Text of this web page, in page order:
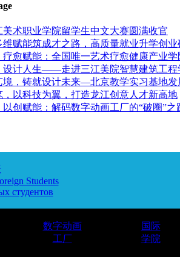
术职业学院留学生中文大赛圆满收官
赋能筑成才之路，高质量就业升学创业
愈赋能：全国唯一艺术疗愈健康产业学
设计人生——走进三江美院智慧建筑工程
，铸就设计未来—北京教学实习基地发
以科技为翼，打造龙江创意人才新高地
创赋能：解码数字动画工厂的“破圈”之
Students
студентов
数字动画
工厂
国际
学院